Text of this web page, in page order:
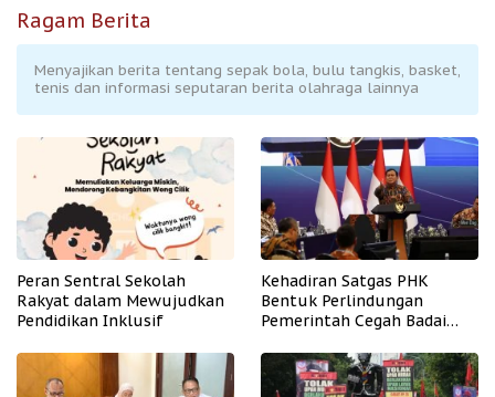
Ragam Berita
Menyajikan berita tentang sepak bola, bulu tangkis, basket,
tenis dan informasi seputaran berita olahraga lainnya
Peran Sentral Sekolah
Rakyat dalam Mewujudkan
Pendidikan Inklusif
Kehadiran Satgas PHK
Bentuk Perlindungan
Pemerintah Cegah Badai